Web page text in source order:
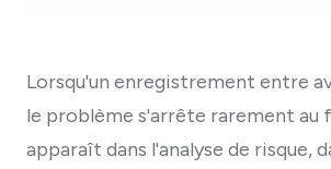
Lorsqu'un enregistrement entre
le problème s'arrête rarement au
apparaît dans l'analyse de risque,